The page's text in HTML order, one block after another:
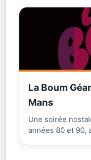
La Boum
Mans
Une soirée
années 80 et 90,